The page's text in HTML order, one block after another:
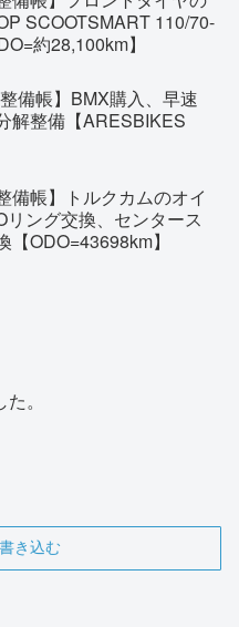
SCOOTSMART 110/70-
約28,100km】
備帳】BMX購入、早速
解整備【ARESBIKES
備帳】トルクカムのオイ
リング交換、センタース
【ODO=43698km】
。
き込む